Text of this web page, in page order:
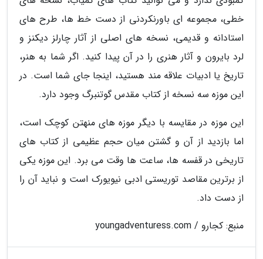
خطی، مجموعه ای باورنکردنی از دست خط ها، طرح های
استادانه و قدیمی، نسخه های اصلی از آثار چارلز دیکنز و
لرد بایرون و آثار هنری را در آن پیدا کنید. اگر شما به هنر،
تاریخ یا ادبیات علاقه مند هستید، اینجا جای شما است. در
این موزه سه نسخه از کتاب مقدس گوتنبرگ وجود دارد.
این موزه در مقایسه با دیگر موزه های منهتن کوچک است،
اما بازدید از آن و گشتن میان حجم عظیمی از کتاب های
تاریخی در قفسه ها، ساعت ها وقت می برد. این موزه یکی
از برترین مقاصد توریستی ادبی نیویورک است و نباید آن را
از دست داد.
منبع: کجارو / youngadventuress.com